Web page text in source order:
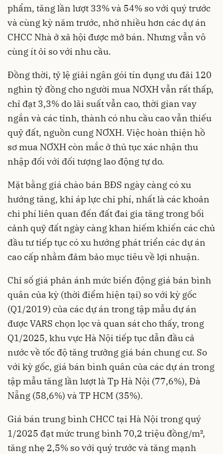
phẩm, tăng lần lượt 33% và 54% so với quý trước
và cùng kỳ năm trước, nhờ nhiều hơn các dự án
CHCC Nhà ở xã hội được mở bán. Nhưng vẫn vô
cùng ít ỏi so với nhu cầu.
Đồng thời, tỷ lệ giải ngân gói tín dụng ưu đãi 120
nghìn tỷ đồng cho người mua NƠXH vẫn rất thấp,
chỉ đạt 3,3% do lãi suất vẫn cao, thời gian vay
ngắn và các tỉnh, thành có nhu cầu cao vẫn thiếu
quỹ đất, nguồn cung NƠXH. Việc hoàn thiện hồ
sơ mua NƠXH còn mắc ở thủ tục xác nhận thu
nhập đối với đối tượng lao động tự do.
Mặt bằng giá chào bán BĐS ngày càng có xu
hướng tăng, khi áp lực chi phí, nhất là các khoản
chi phí liên quan đến đất đai gia tăng trong bối
cảnh quỹ đất ngày càng khan hiếm khiến các chủ
đầu tư tiếp tục có xu hướng phát triển các dự án
cao cấp nhằm đảm bảo mục tiêu về lợi nhuận.
Chỉ số giá phản ánh mức biến động giá bán bình
quân của kỳ (thời điểm hiện tại) so với kỳ gốc
(Q1/2019) của các dự án trong tập mẫu dự án
được VARS chọn lọc và quan sát cho thấy, trong
Q1/2025, khu vực Hà Nội tiếp tục dẫn đầu cả
nước về tốc độ tăng trưởng giá bán chung cư. So
với kỳ gốc, giá bán bình quân của các dự án trong
tập mẫu tăng lần lượt là Tp Hà Nội (77,6%), Đà
Nẵng (58,6%) và TP HCM (35%).
Giá bán trung bình CHCC tại Hà Nội trong quý
1/2025 đạt mức trung bình 70,2 triệu đồng/m²,
tăng nhẹ 2,5% so với quý trước và tăng mạnh